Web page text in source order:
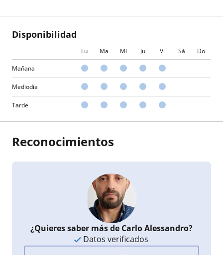
Disponibilidad
Lu Ma Mi Ju Vi Sá Do
Mañana
Mediodía
Tarde
Reconocimientos
¿Quieres saber más de Carlo Alessandro?
Datos verificados